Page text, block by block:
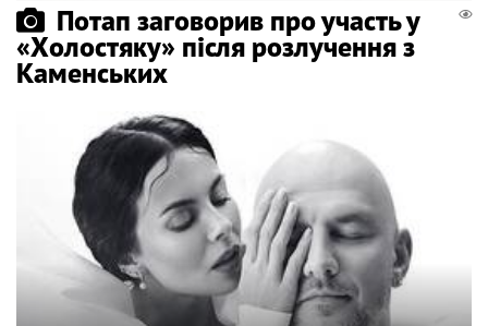
Потап заговорив про участь у
«Холостяку» після розлучення з
Каменських